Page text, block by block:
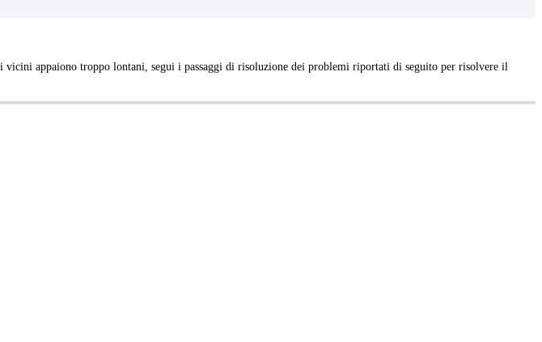
appaiono troppo lontani, segui i passaggi di risoluzione dei problemi riportati di seguito per risolvere il